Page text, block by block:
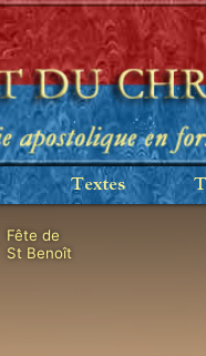
Textes
Fête de
St Benoît